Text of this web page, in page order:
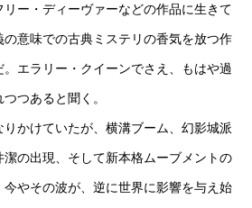
ー・ディーヴァーなどの作品に生きて
意味での古典ミステリの香気を放つ作
エラリー・クイーンでさえ、もはや過
つあると聞く。
かけていたが、横溝ブーム、幻影城派
の出現、そして新本格ムーブメントの
やその波が、逆に世界に影響を与え始